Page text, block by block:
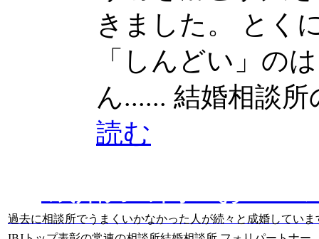
きました。 とく
「しんどい」の
ん...... 結婚相談所
読む
過去に相談所でうまくいかなかった人が続々と成婚していま